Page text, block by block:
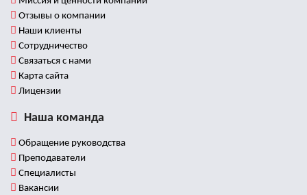
Отзывы о компании
Наши клиенты
Сотрудничество
Связаться с нами
Карта сайта
Лицензии
Наша команда
Обращение руководства
Преподаватели
Специалисты
Вакансии